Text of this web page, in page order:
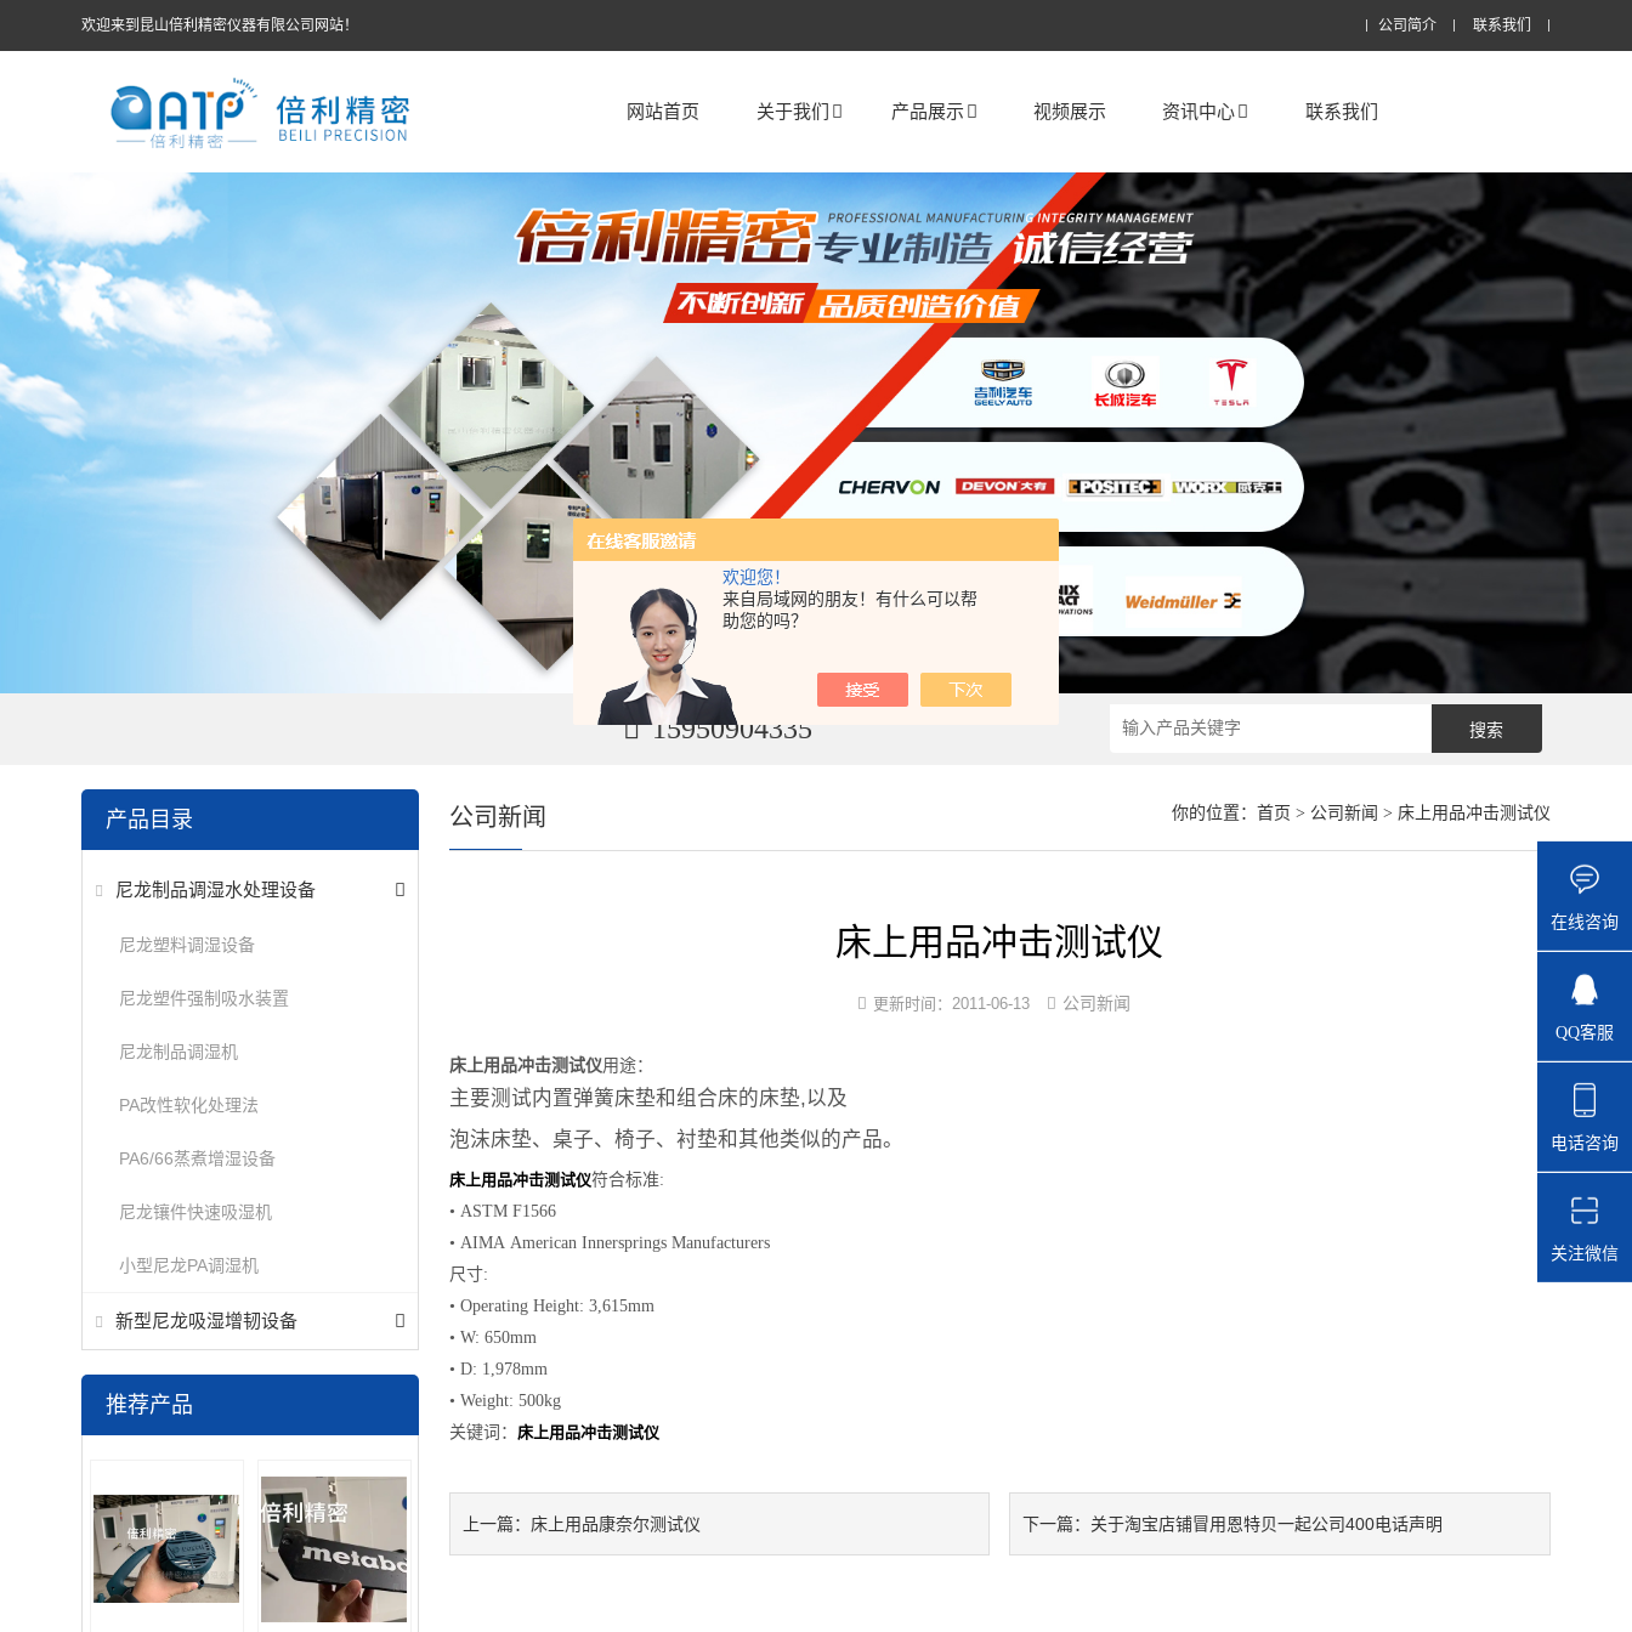
欢迎您！
来自局域网的朋友！有什么可以帮
助您的吗？
欢迎来到昆山倍利精密仪器有限公司网站！ 公司简介 联系我们
网站首页 关于我们 产品展示 视频展示 资讯中心 联系我们
15950904335
产品目录
尼龙制品调湿水处理设备
尼龙塑料调湿设备
尼龙塑件强制吸水装置
尼龙制品调湿机
PA改性软化处理法
PA6/66蒸煮增湿设备
尼龙镶件快速吸湿机
小型尼龙PA调湿机
新型尼龙吸湿增韧设备
推荐产品
你的位置： 首页 > 公司新闻 > 床上用品冲击测试仪
公司新闻
床上用品冲击测试仪
更新时间： 2011-06-13 公司新闻
床上用品冲击测试仪用途：
主要测试内置弹簧床垫和组合床的床垫,以及
泡沫床垫、桌子、椅子、衬垫和其他类似的产品。
床上用品冲击测试仪符合标准:
• ASTM F1566
• AIMA American Innersprings Manufacturers
尺寸:
• Operating Height: 3,615mm
• W: 650mm
• D: 1,978mm
• Weight: 500kg
关键词： 床上用品冲击测试仪
上一篇： 床上用品康奈尔测试仪 下一篇： 关于淘宝店铺冒用恩特贝一起公司400电话声明
在线咨询
QQ客服
电话咨询
关注微信